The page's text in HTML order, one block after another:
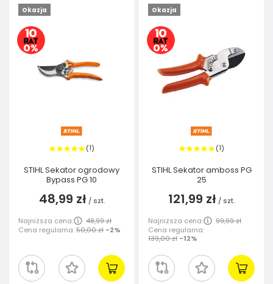
Okazja
(1)
STIHL Sekator ogrodowy
Bypass PG 10
48,99 zł / szt.
Najniższa cena:
48,99 zł
Cena regularna:50,00 zł -2%
Okazja
(1)
STIHL Sekator amboss PG
25
121,99 zł / szt.
Najniższa cena:
99,99 zł
Cena regularna:
139,00 zł -12%